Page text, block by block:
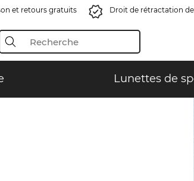
et retours gratuits Droit de rétractation
Lunettes de